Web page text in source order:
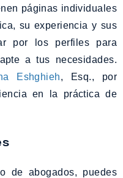
páginas individuales
su experiencia y sus
por los perfiles para
a tus necesidades.
Eshghieh, Esq., por
en la práctica de
de abogados, puedes